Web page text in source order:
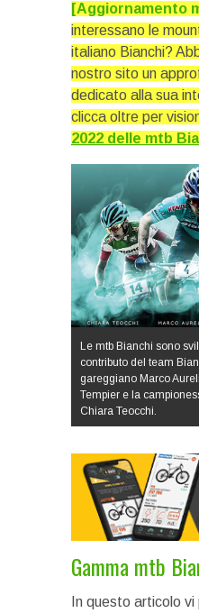
[Aggiornamento
interessano le
italiano Bianchi?
nostro sito un
dedicato alla sua
clicca oltre per
2022 delle mtb
Le mtb Bianchi sono
contributo del team
gareggiano Marco
Tempier e la
Chiara Teocchi.
Gamma mtb
In questo articolo